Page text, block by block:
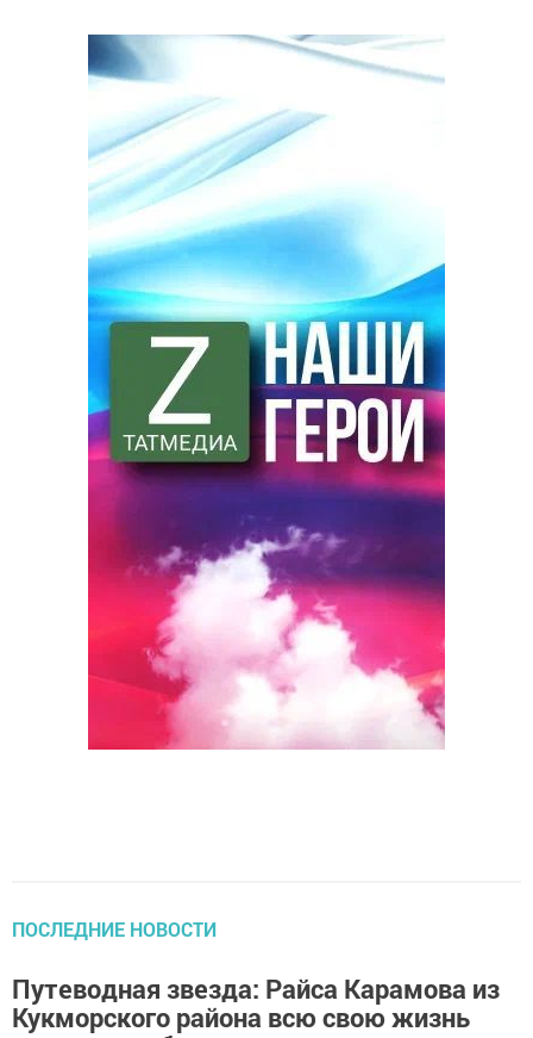
ПОСЛЕДНИЕ НОВОСТИ
Путеводная звезда: Райса Карамова из
Кукморского района всю свою жизнь